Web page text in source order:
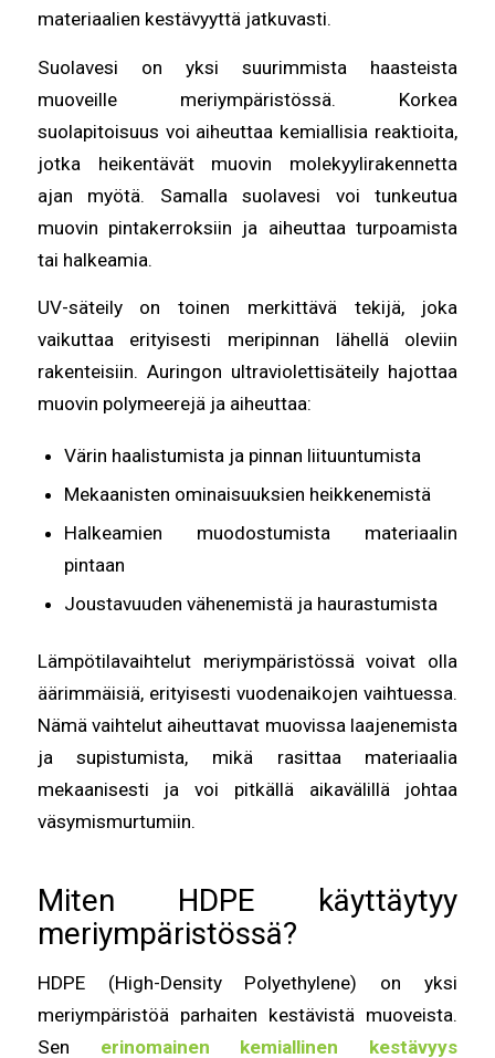
materiaalien kestävyyttä jatkuvasti.
Suolavesi on yksi suurimmista haasteista
muoveille meriympäristössä. Korkea
suolapitoisuus voi aiheuttaa kemiallisia reaktioita,
jotka heikentävät muovin molekyylirakennetta
ajan myötä. Samalla suolavesi voi tunkeutua
muovin pintakerroksiin ja aiheuttaa turpoamista
tai halkeamia.
UV-säteily on toinen merkittävä tekijä, joka
vaikuttaa erityisesti meripinnan lähellä oleviin
rakenteisiin. Auringon ultraviolettisäteily hajottaa
muovin polymeerejä ja aiheuttaa:
Värin haalistumista ja pinnan liituuntumista
Mekaanisten ominaisuuksien heikkenemistä
Halkeamien muodostumista materiaalin
pintaan
Joustavuuden vähenemistä ja haurastumista
Lämpötilavaihtelut meriympäristössä voivat olla
äärimmäisiä, erityisesti vuodenaikojen vaihtuessa.
Nämä vaihtelut aiheuttavat muovissa laajenemista
ja supistumista, mikä rasittaa materiaalia
mekaanisesti ja voi pitkällä aikavälillä johtaa
väsymismurtumiin.
Miten HDPE käyttäytyy
meriympäristössä?
HDPE (High-Density Polyethylene) on yksi
meriympäristöä parhaiten kestävistä muoveista.
Sen erinomainen kemiallinen kestävyys